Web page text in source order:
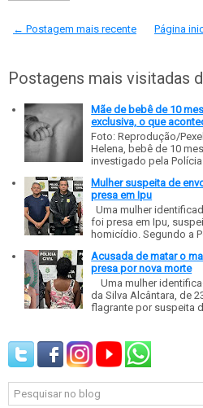
← Postagem mais recente Página
Postagens mais visitadas
Mãe de bebê de 10
exclusiva, o que
Foto: Reprodução/
Helena, bebê de 10
investigado pela Polícia
Mulher suspeita de
presa em Ipu
Uma mulher
foi presa em Ipu,
homicídio. Segundo a
Acusada de matar o
presa por nova morte
Uma mulher
da Silva Alcântara, de
flagrante por suspeita